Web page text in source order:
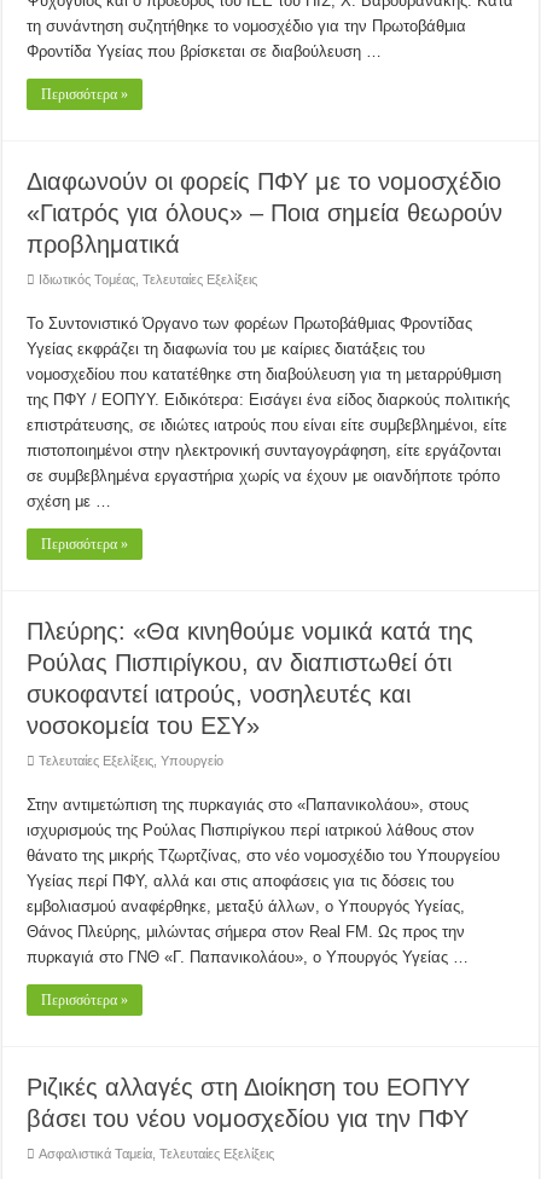
τη συνάντηση συζητήθηκε το νομοσχέδιο για την Πρωτοβάθμια
Φροντίδα Υγείας που βρίσκεται σε διαβούλευση …
Περισσότερα »
Διαφωνούν οι φορείς ΠΦΥ με το νομοσχέδιο
«Γιατρός για όλους» – Ποια σημεία θεωρούν
προβληματικά
Ιδιωτικός Τομέας ,Τελευταίες Εξελίξεις
Το Συντονιστικό Όργανο των φορέων Πρωτοβάθμιας Φροντίδας
Υγείας εκφράζει τη διαφωνία του με καίριες διατάξεις του
νομοσχεδίου που κατατέθηκε στη διαβούλευση για τη μεταρρύθμιση
της ΠΦΥ / ΕΟΠΥΥ. Ειδικότερα: Εισάγει ένα είδος διαρκούς πολιτικής
επιστράτευσης, σε ιδιώτες ιατρούς που είναι είτε συμβεβλημένοι, είτε
πιστοποιημένοι στην ηλεκτρονική συνταγογράφηση, είτε εργάζονται
σε συμβεβλημένα εργαστήρια χωρίς να έχουν με οιανδήποτε τρόπο
σχέση με …
Περισσότερα »
Πλεύρης: «Θα κινηθούμε νομικά κατά της
Ρούλας Πισπιρίγκου, αν διαπιστωθεί ότι
συκοφαντεί ιατρούς, νοσηλευτές και
νοσοκομεία του ΕΣΥ»
Τελευταίες Εξελίξεις ,Υπουργείο
Στην αντιμετώπιση της πυρκαγιάς στο «Παπανικολάου», στους
ισχυρισμούς της Ρούλας Πισπιρίγκου περί ιατρικού λάθους στον
θάνατο της μικρής Τζωρτζίνας, στο νέο νομοσχέδιο του Υπουργείου
Υγείας περί ΠΦΥ, αλλά και στις αποφάσεις για τις δόσεις του
εμβολιασμού αναφέρθηκε, μεταξύ άλλων, ο Υπουργός Υγείας,
Θάνος Πλεύρης, μιλώντας σήμερα στον Real FM. Ως προς την
πυρκαγιά στο ΓΝΘ «Γ. Παπανικολάου», ο Υπουργός Υγείας …
Περισσότερα »
Ριζικές αλλαγές στη Διοίκηση του ΕΟΠΥΥ
βάσει του νέου νομοσχεδίου για την ΠΦΥ
Ασφαλιστικά Ταμεία ,Τελευταίες Εξελίξεις